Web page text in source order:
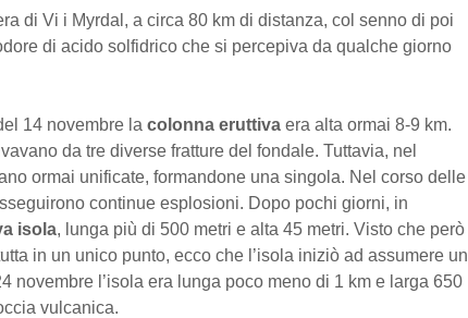
di Vi i Myrdal, a circa 80 km di distanza, col senno di poi
di acido solfidrico che si percepiva da qualche giorno
14 novembre la colonna eruttiva era alta ormai 8-9 km.
da tre diverse fratture del fondale. Tuttavia, nel
ormai unificate, formandone una singola. Nel corso delle
continue esplosioni. Dopo pochi giorni, in
isola, lunga più di 500 metri e alta 45 metri. Visto che però
in un unico punto, ecco che l’isola iniziò ad assumere un
novembre l’isola era lunga poco meno di 1 km e larga 650
vulcanica.